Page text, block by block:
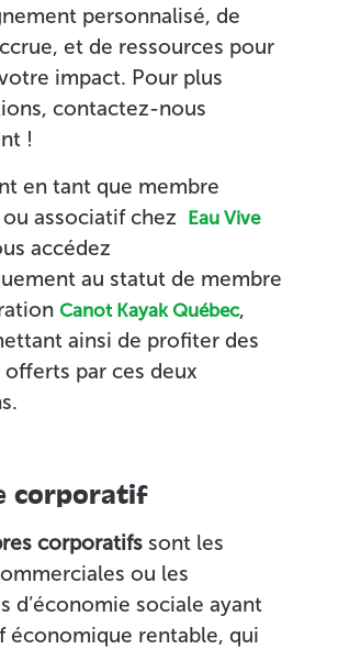
personnalisé, de
et de ressources pour
impact. Pour plus
contactez-nous
!
en tant que membre
associatif chez Eau Vive
accédez
au statut de membre
Canot Kayak Québec,
ainsi de profiter des
offerts par ces deux
corporatif
corporatifssont les
ou les
d’économie sociale ayant
économique rentable, qui